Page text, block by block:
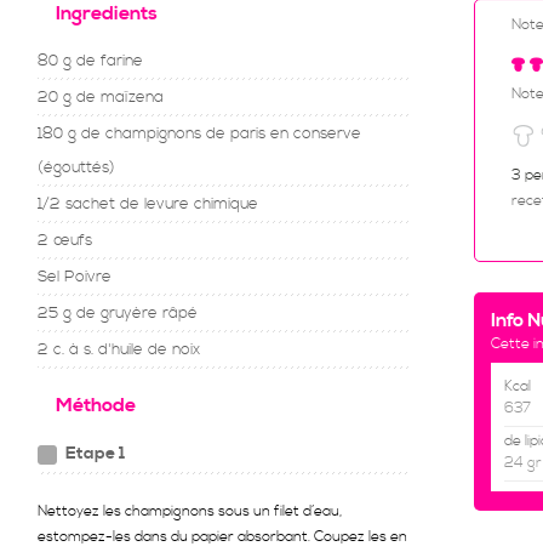
Ingredients
80 g de farine
20 g de maïzena
180 g de champignons de paris en conserve
(égouttés)
1/2 sachet de levure chimique
2 œufs
Sel Poivre
25 g de gruyère râpé
2 c. à s. d'huile de noix
Méthode
Etape 1
Nettoyez les champignons sous un filet d’eau,
estompez-les dans du papier absorbant. Coupez les en
3
Info
Cette
Kcal
637
de
24 gr